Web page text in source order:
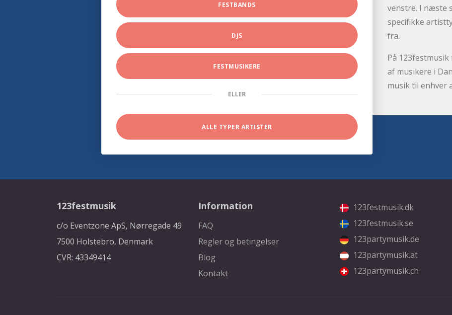
FESTBANDS
DJS
FESTMUSIKERE
ELLER
ALLE TYPER ARTISTER
venstre. I næste
specifikke
fra.
På
af musikere i
musik til enhver
123festmusik
c/o Eventzone ApS, Nørregade 49
7500 Holstebro, Denmark
CVR: 43349414
Information
FAQ
Regler og betingelser
Blog
Kontakt
123festmusik.dk
123festmusik.se
123partymusik.de
123partymusik.at
123partymusik.ch